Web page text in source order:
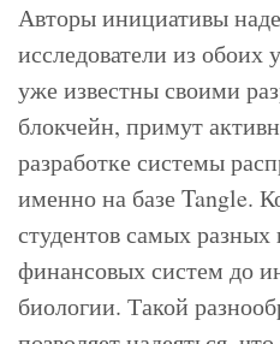
Авторы инициативы
исследователи из обоих
уже известны своими
блокчейн, примут
разработке системы
именно на базе Tangle.
студентов самых
финансовых систем до
биологии. Такой